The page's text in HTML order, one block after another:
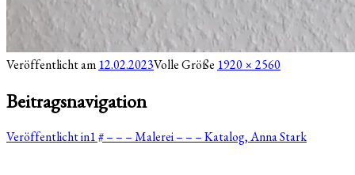
Veröffentlicht am 12.02.2023Volle Größe 1920 × 2560
Beitragsnavigation
Veröffentlicht in1 # – – – Malerei – – – Katalog, Anna Stark